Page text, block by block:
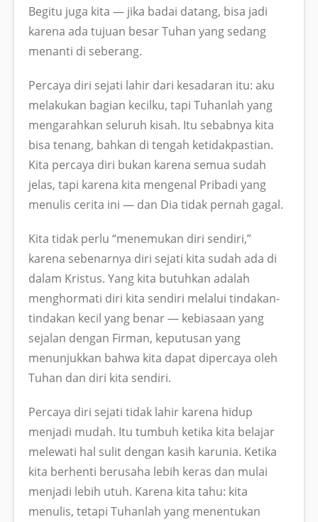
Begitu juga kita — jika badai datang, bisa jadi
karena ada tujuan besar Tuhan yang sedang
menanti di seberang.
Percaya diri sejati lahir dari kesadaran itu: aku
melakukan bagian kecilku, tapi Tuhanlah yang
mengarahkan seluruh kisah. Itu sebabnya kita
bisa tenang, bahkan di tengah ketidakpastian.
Kita percaya diri bukan karena semua sudah
jelas, tapi karena kita mengenal Pribadi yang
menulis cerita ini — dan Dia tidak pernah gagal.
Kita tidak perlu “menemukan diri sendiri,”
karena sebenarnya diri sejati kita sudah ada di
dalam Kristus. Yang kita butuhkan adalah
menghormati diri kita sendiri melalui tindakan-
tindakan kecil yang benar — kebiasaan yang
sejalan dengan Firman, keputusan yang
menunjukkan bahwa kita dapat dipercaya oleh
Tuhan dan diri kita sendiri.
Percaya diri sejati tidak lahir karena hidup
menjadi mudah. Itu tumbuh ketika kita belajar
melewati hal sulit dengan kasih karunia. Ketika
kita berhenti berusaha lebih keras dan mulai
menjadi lebih utuh. Karena kita tahu: kita
menulis, tetapi Tuhanlah yang menentukan